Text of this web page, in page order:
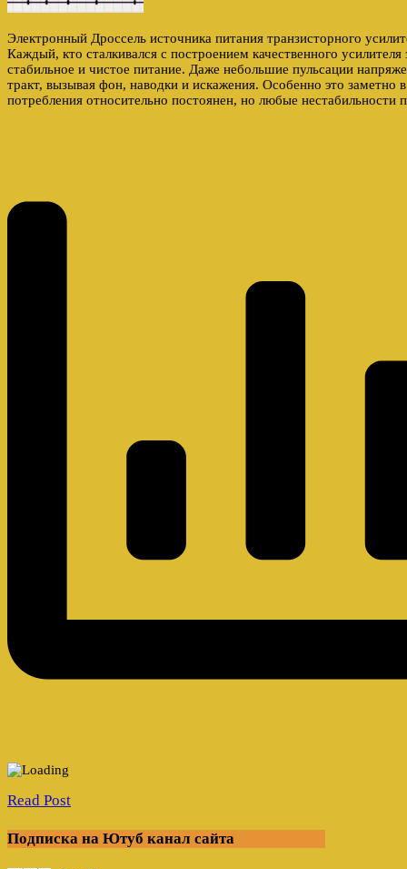
Электронный Дроссель источника питания транзисторного
Каждый, кто сталкивался с построением качественного усилителя
стабильное и чистое питание. Даже небольшие пульсации
тракт, вызывая фон, наводки и искажения. Особенно это заметно
потребления относительно постоянен, но любые
Read Post
Подписка на Ютуб канал сайта